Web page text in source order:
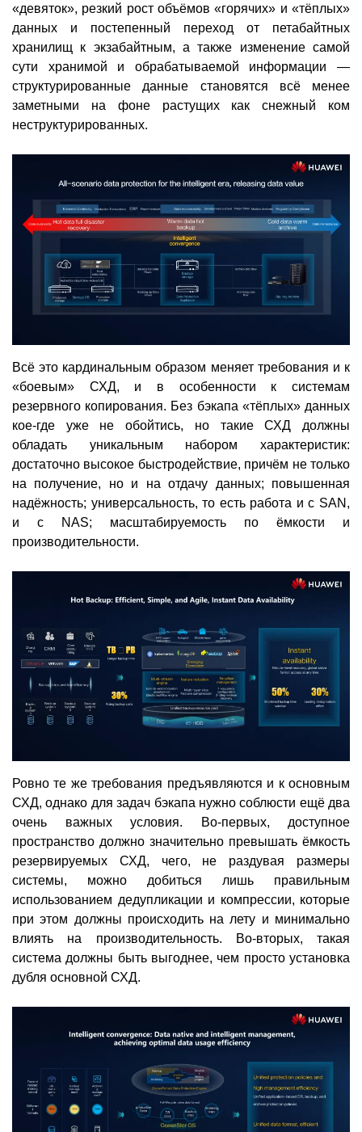
«девяток», резкий рост объёмов «горячих» и «тёплых»
данных и постепенный переход от петабайтных
хранилищ к экзабайтным, а также изменение самой
сути хранимой и обрабатываемой информации —
структурированные данные становятся всё менее
заметными на фоне растущих как снежный ком
неструктурированных.
Всё это кардинальным образом меняет требования и к
«боевым» СХД, и в особенности к системам
резервного копирования. Без бэкапа «тёплых» данных
кое-где уже не обойтись, но такие СХД должны
обладать уникальным набором характеристик:
достаточно высокое быстродействие, причём не только
на получение, но и на отдачу данных; повышенная
надёжность; универсальность, то есть работа и с SAN,
и с NAS; масштабируемость по ёмкости и
производительности.
Ровно те же требования предъявляются и к основным
СХД, однако для задач бэкапа нужно соблюсти ещё два
очень важных условия. Во-первых, доступное
пространство должно значительно превышать ёмкость
резервируемых СХД, чего, не раздувая размеры
системы, можно добиться лишь правильным
использованием дедупликации и компрессии, которые
при этом должны происходить на лету и минимально
влиять на производительность. Во-вторых, такая
система должны быть выгоднее, чем просто установка
дубля основной СХД.